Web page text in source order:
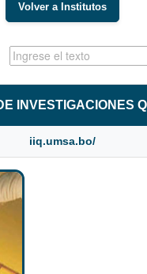
Volver a Institutos
INVESTIGACIONES
iiq.umsa.bo/